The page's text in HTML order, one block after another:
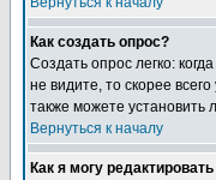
Как создать опрос?
Создать опрос легко:
не видите, то скорее
также можете установить
Вернуться к началу
Как я могу